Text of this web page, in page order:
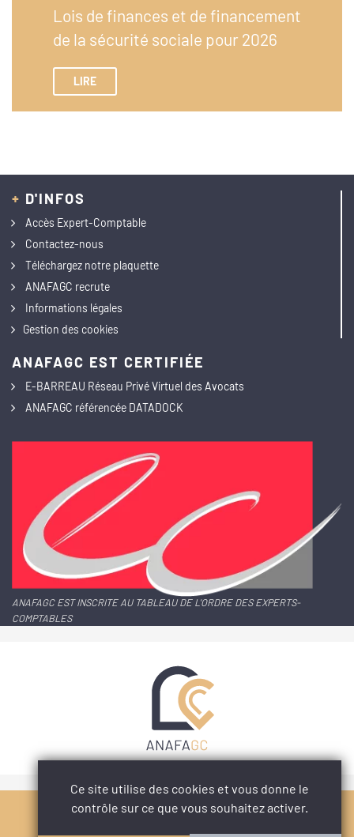
Lois de finances et de financement
de la sécurité sociale pour 2026
LIRE
+ D'INFOS
Accès Expert-Comptable
Contactez-nous
Téléchargez notre plaquette
ANAFAGC recrute
Informations légales
Gestion des cookies
ANAFAGC EST CERTIFIÉE
E-BARREAU Réseau Privé Virtuel des Avocats
ANAFAGC référencée DATADOCK
ANAFAGC EST INSCRITE AU TABLEAU DE L'ORDRE DES EXPERTS-
COMPTABLES
PARTAGER
Ce site utilise des cookies et vous donne le
contrôle sur ce que vous souhaitez activer.